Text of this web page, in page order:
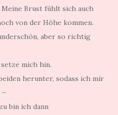
Brust fühlt sich auch
von der Höhe kommen.
aber so richtig
mich hin.
herunter, sodass ich mir
–
bin ich dann